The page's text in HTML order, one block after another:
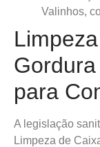
Valinhos,
para
A legislação
Limpeza de